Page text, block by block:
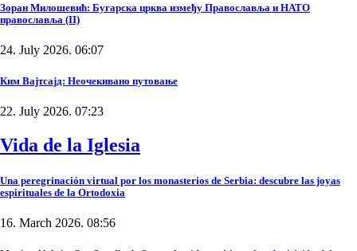
Зоран Милошевић: Бугарска црква између Православља и НАТО
православља (II)
24. July 2026. 06:07
Ким Вајтсајд: Неочекивано путовање
22. July 2026. 07:23
Vida de la Iglesia
Una peregrinación virtual por los monasterios de Serbia: descubre las joyas
espirituales de la Ortodoxia
16. March 2026. 08:56